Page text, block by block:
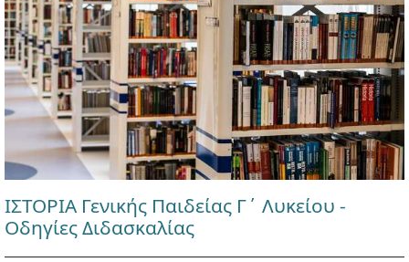
ΙΣΤΟΡΙΑ Γενικής Παιδείας Γ΄ Λυκείου -
Οδηγίες Διδασκαλίας